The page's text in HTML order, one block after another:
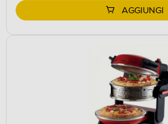
AGGIUNGI